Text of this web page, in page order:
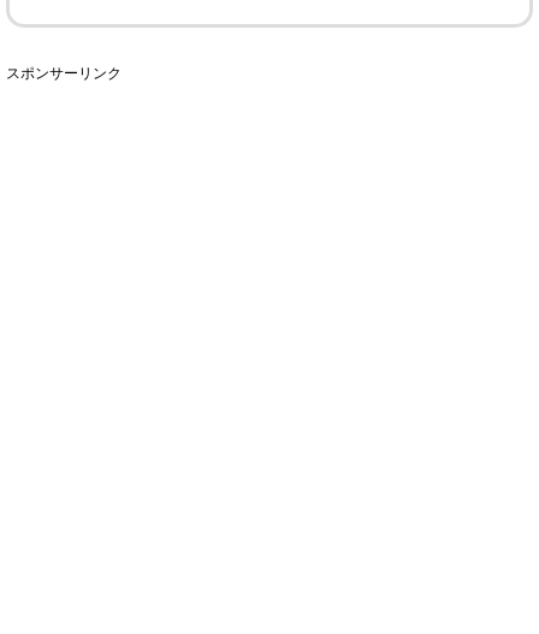
スポンサーリンク